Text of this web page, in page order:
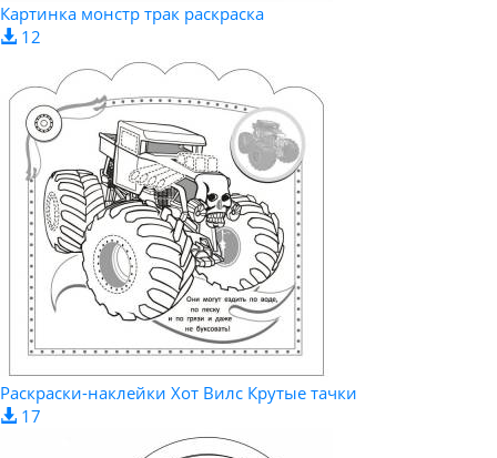
Картинка монстр трак раскраска
12
Раскраски-наклейки Хот Вилс Крутые тачки
17